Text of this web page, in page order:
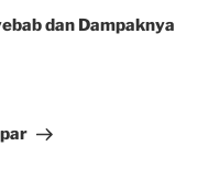
dan Dampaknya